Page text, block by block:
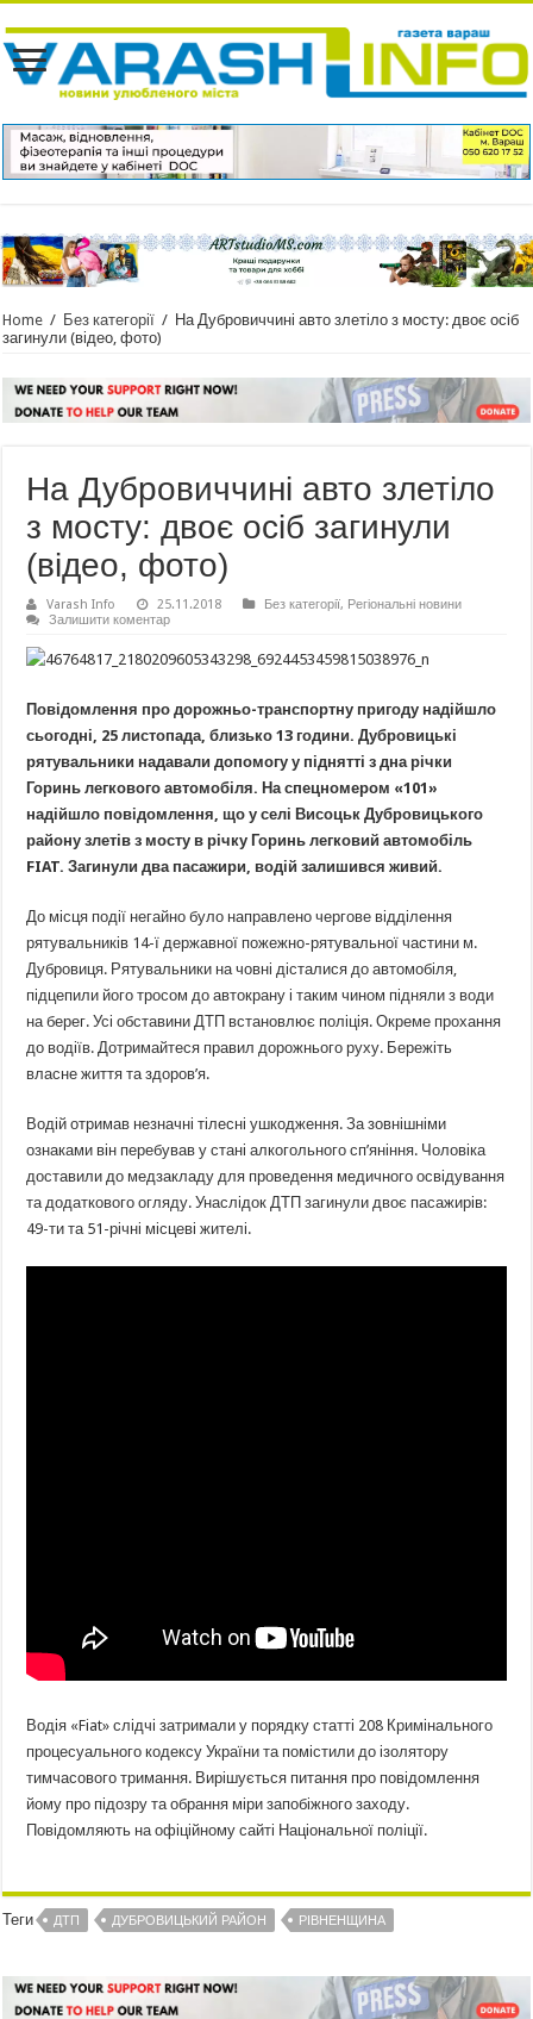
Home / Без категорії / На Дубровиччині авто злетіло з мосту: двоє осіб
загинули (відео, фото)
На Дубровиччині авто злетіло
з мосту: двоє осіб загинули
(відео, фото)
Varash Info 25.11.2018 Без категорії, Регіональні новини
Залишити коментар
Повідомлення про дорожньо-транспортну пригоду надійшло
сьогодні, 25 листопада, близько 13 години. Дубровицькі
рятувальники надавали допомогу у піднятті з дна річки
Горинь легкового автомобіля. На спецномером «101»
надійшло повідомлення, що у селі Висоцьк Дубровицького
району злетів з мосту в річку Горинь легковий автомобіль
FIAT. Загинули два пасажири, водій залишився живий.
До місця події негайно було направлено чергове відділення
рятувальників 14-ї державної пожежно-рятувальної частини м.
Дубровиця. Рятувальники на човні дісталися до автомобіля,
підцепили його тросом до автокрану і таким чином підняли з води
на берег. Усі обставини ДТП встановлює поліція. Окреме прохання
до водіїв. Дотримайтеся правил дорожнього руху. Бережіть
власне життя та здоров’я.
Водій отримав незначні тілесні ушкодження. За зовнішніми
ознаками він перебував у стані алкогольного сп’яніння. Чоловіка
доставили до медзакладу для проведення медичного освідування
та додаткового огляду. Унаслідок ДТП загинули двоє пасажирів:
49-ти та 51-річні місцеві жителі.
Водія «Fiat» слідчі затримали у порядку статті 208 Кримінального
процесуального кодексу України та помістили до ізолятору
тимчасового тримання. Вирішується питання про повідомлення
йому про підозру та обрання міри запобіжного заходу.
Повідомляють на офіційному сайті Національної поліції.
Теги ДТП ДУБРОВИЦЬКИЙ РАЙОН РІВНЕНЩИНА